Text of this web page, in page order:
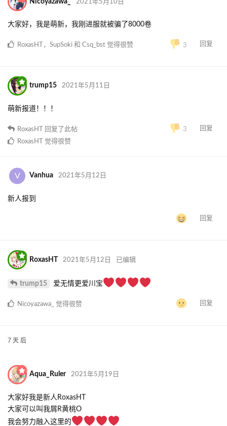
2021年5月10日
大家好，我是萌新，我刚进服就被骗了8000卷
3 回复
RoxasHT ， SupSoki 和 Csq_bst 觉得很赞
trump15 2021年5月11日
萌新报道！！！
3 回复
RoxasHT
回复了此帖
RoxasHT
觉得很赞
V Vanhua 2021年5月12日
新人报到
回复
RoxasHT 2021年5月12日 已编辑
trump15 爱无情更爱川宝
回复
Nicoyazawa_ 觉得很赞
7 天 后
Aqua_Ruler 2021年5月19日
大家好我是新人RoxasHT
大家可以叫我屑R黄桃O
我会努力融入这里的